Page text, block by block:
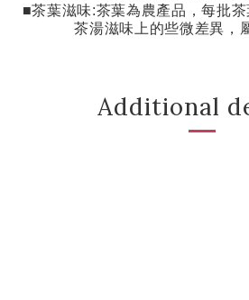
■茶葉滋味:茶葉為農產品，每批
茶湯滋味上的些微差異，
Additional